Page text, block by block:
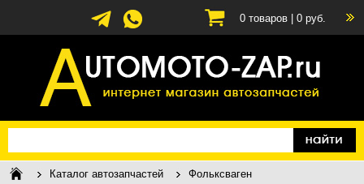
0 товаров | 0 руб.
Каталог автозапчастей
Фольксваген